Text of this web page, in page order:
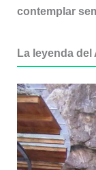
contemplar
La leyenda